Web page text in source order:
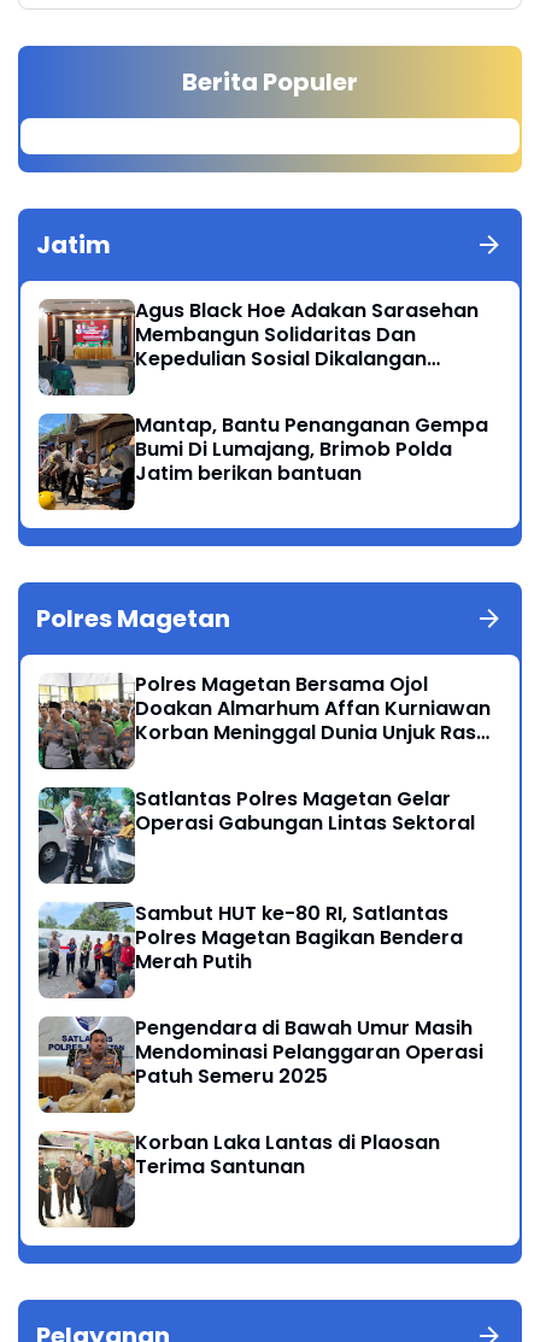
Berita Populer
Jatim
Agus Black Hoe Adakan Sarasehan
Membangun Solidaritas Dan
Kepedulian Sosial Dikalangan
Mantap, Bantu Penanganan Gempa
Bumi Di Lumajang, Brimob Polda
Jatim berikan bantuan
Polres Magetan
Polres Magetan Bersama Ojol
Doakan Almarhum Affan Kurniawan
Korban Meninggal Dunia Unjuk Rasa
Satlantas Polres Magetan Gelar
Operasi Gabungan Lintas Sektoral
Sambut HUT ke-80 RI, Satlantas
Polres Magetan Bagikan Bendera
Merah Putih
Pengendara di Bawah Umur Masih
Mendominasi Pelanggaran Operasi
Patuh Semeru 2025
Korban Laka Lantas di Plaosan
Terima Santunan